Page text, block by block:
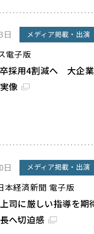
日 メディア掲載・出演
電子版
採用4割減へ 大企
像
日 メディア掲載・出演
本経済新聞 電子版
司に厳しい指導を
へ切迫感